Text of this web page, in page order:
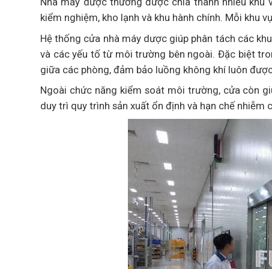
kiểm nghiệm, kho lạnh và khu hành chính. Mỗi khu
Hệ thống cửa nhà máy dược giúp phân tách các
và các yếu tố từ môi trường bên ngoài. Đặc biệt
giữa các phòng, đảm bảo luồng không khí luôn
Ngoài chức năng kiểm soát môi trường, cửa còn
duy trì quy trình sản xuất ổn định và hạn chế nhiễm